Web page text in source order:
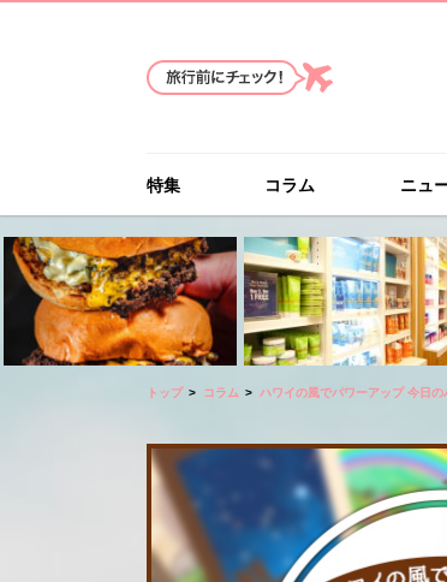
特集 コラム ニュ
トップ コラム ハワイの風でパワーアップ 今日